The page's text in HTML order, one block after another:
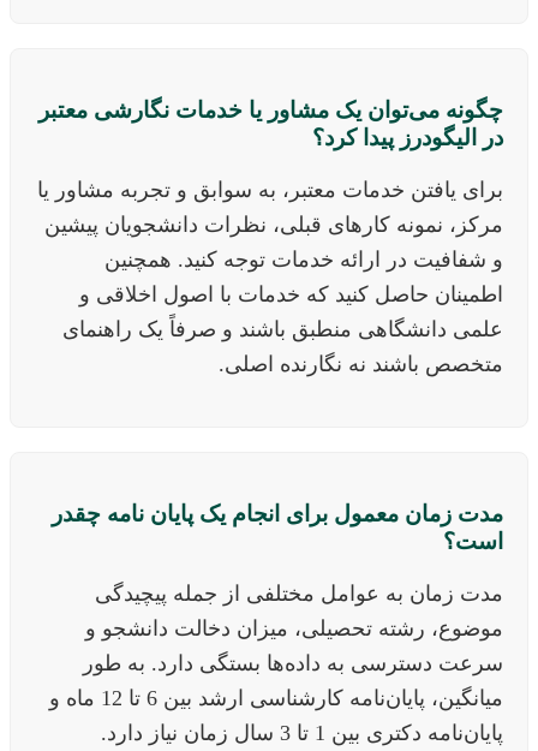
چگونه می‌توان یک مشاور یا خدمات نگارشی معتبر
در الیگودرز پیدا کرد؟
برای یافتن خدمات معتبر، به سوابق و تجربه مشاور یا
مرکز، نمونه کارهای قبلی، نظرات دانشجویان پیشین
و شفافیت در ارائه خدمات توجه کنید. همچنین
اطمینان حاصل کنید که خدمات با اصول اخلاقی و
علمی دانشگاهی منطبق باشند و صرفاً یک راهنمای
متخصص باشند نه نگارنده اصلی.
مدت زمان معمول برای انجام یک پایان نامه چقدر
است؟
مدت زمان به عوامل مختلفی از جمله پیچیدگی
موضوع، رشته تحصیلی، میزان دخالت دانشجو و
سرعت دسترسی به داده‌ها بستگی دارد. به طور
میانگین، پایان‌نامه کارشناسی ارشد بین 6 تا 12 ماه و
پایان‌نامه دکتری بین 1 تا 3 سال زمان نیاز دارد.